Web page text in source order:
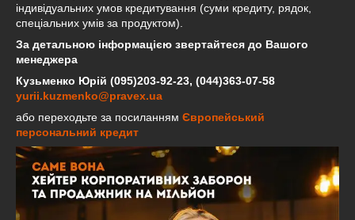
індивідуальних умов кредитування (суми кредиту, рядок,
спеціальних умів за продуктом).
За детальною інформацією звертайтеся до Вашого
менеджера
Кузьменко Юрій (095)203-92-23, (044)363-07-58
yurii.kuzmenko@pravex.ua
або переходьте за посиланням Європейський
персональний кредит